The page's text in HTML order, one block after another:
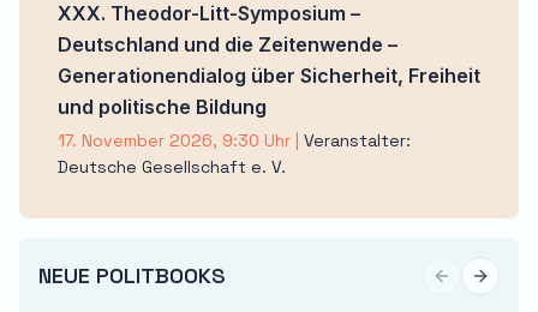
XXX. Theodor-Litt-Symposium –
Deutschland und die Zeitenwende –
Generationendialog über Sicherheit, Freiheit
und politische Bildung
17. November 2026, 9:30 Uhr | Veranstalter:
Deutsche Gesellschaft e. V.
NEUE POLITBOOKS Previous
Next